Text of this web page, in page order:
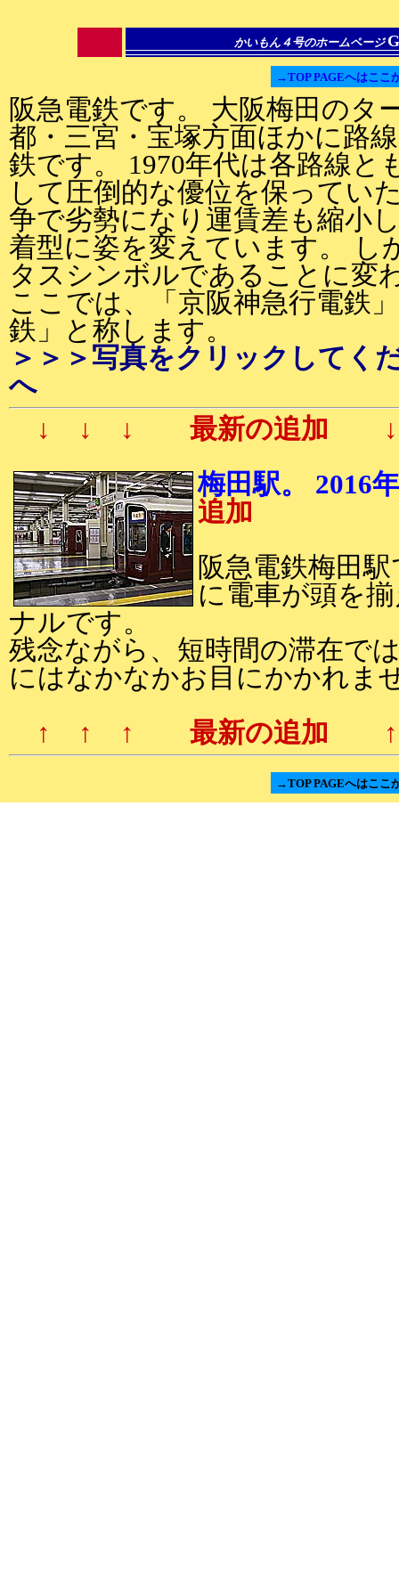
かいもん４号のホームページ
→TOP PAGEへはここ
阪急電鉄です。 大阪梅田のタ
都・三宮・宝塚方面ほかに路
鉄です。 1970年代は各路線と
して圧倒的な優位を保ってい
争で劣勢になり運賃差も縮小
着型に姿を変えています。 し
タスシンボルであることに変
ここでは、「京阪神急行電鉄
鉄」と称します。
＞＞＞写真をクリックしてく
へ
↓ ↓ ↓ 最新の追加
梅田駅。
追加
阪急電鉄梅田
に電車が頭を
ナルです。
残念ながら、短時間の滞在で
にはなかなかお目にかかれま
↑ ↑ ↑ 最新の追加
→TOP PAGEへはここ